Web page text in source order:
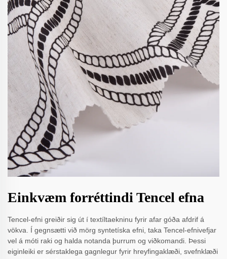
Einkvæm forréttindi Tencel efna
Tencel-efni greiðir sig út í textíltaekninu fyrir afar góða afdrif á
vökva. Í gegnsætti við mörg syntetíska efni, taka Tencel-efnivefjar
vel á móti raki og halda notanda þurrum og viðkomandi. Þessi
eiginleiki er sérstaklega gagnlegur fyrir hreyfingaklæði, svefnklæði